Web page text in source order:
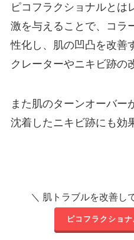
ピコフラクショナルとは
激を与えることで、コラ
性化し、肌の凹凸を改善
クレーターやニキビ跡の
また肌のターンオーバー
沈着したニキビ跡にも効
＼ 肌トラブルを改善し
ピコフラクショ